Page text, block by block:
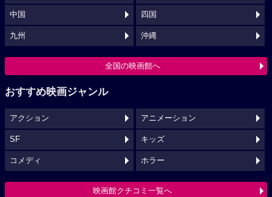
中国 四国
九州 沖縄
全国の映画館へ
おすすめ映画ジャンル
アクション アニメーション
SF キッズ
コメディ ホラー
映画館クチコミ一覧へ